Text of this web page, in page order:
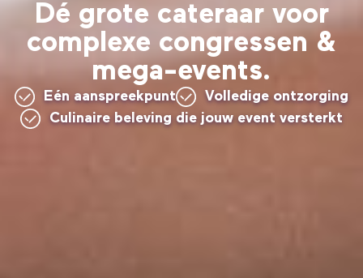
Dé grote cateraar voor
complexe congressen &
mega-events.
Eén aanspreekpunt
Volledige ontzorging
Culinaire beleving die jouw event versterkt